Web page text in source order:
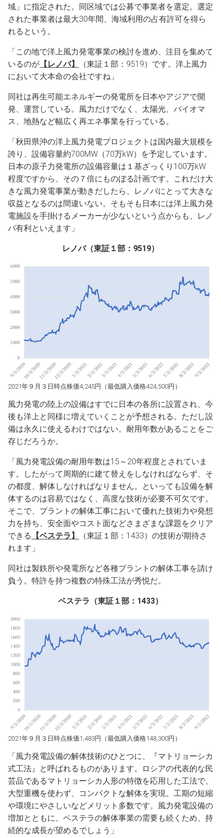
域」に指定された。同区域では公募で事業者を選定。選定
された事業者は最大30年間、海域利用の占有許可を得ら
れるという。
「この地で洋上風力発電事業の検討を進め、注目を集めて
いるのが 【レノバ】
（東証１部：9519）です。洋上風力
において大本命の会社ですね」
同社は再生可能エネルギーの発電所を日本やアジアで開
発、運営している。風力だけでなく、太陽光、バイオマ
ス、地熱など幅広く再エネ事業を行っている。
「秋田県沖の洋上風力発電プロジェクトは国内最大規模を
誇り、設備容量約700MW（70万kW）を予定しています。
日本の原子力発電所の設備容量は１基ざっくり100万kW
程度ですから、その７倍にものぼる計画です。これだけ大
きな風力発電事業が動きだしたら、レノバにとって大きな
収益となるのは間違いない。そもそも日本には洋上風力発
電施設を手掛けるメーカーが少ないという点からも、レノ
バ有利といえます」
レノバ（東証１部：9519）
2021年９月３日時点株価4,245円（最低購入価格424,500円）
風力発電の陸上の設備はすでに日本の各所に設置され、今
後も洋上と同様に増えていくことが予想される。ただし設
備は永久に使えるわけではない。耐用年数があることをご
存じだろうか。
「風力発電設備の耐用年数は15～20年程度とされていま
す。したがって周期的に建て替えをしなければならず、そ
の都度、解体しなければなりません。といっても設備を解
体するのは容易ではなく、高度な技術が必要不可欠です。
そこで、プラントの解体工事において優れた技術力や発想
力を持ち、安全面やコスト面などさまざまな課題をクリア
できる
【ベステラ】
（東証１部：1433）の技術が期待さ
れます」
同社は製鉄所や発電所など各種プラントの解体工事を請け
負う。特許を持つ複数の特殊工法が秀悦だ。
ベステラ（東証１部：1433）
2021年９月３日時点株価1,483円（最低購入価格148,300円）
「風力発電設備の解体技術のひとつに、『マトリョーシカ
式工法』と呼ばれるものがあります。ロシアの代表的な民
芸品であるマトリョーシカ人形の特徴を応用した工法で、
大型重機を使わず、コンパクトな解体を実現。工期の短縮
や環境にやさしいなどメリット多数です。風力発電設備の
増加とともに、ベステラの解体事業の需要も続くため、持
続的な成長が望めるでしょう」